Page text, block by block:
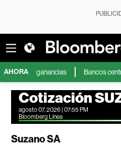
AHORAganancias Bancos centrales
Cotización
agosto 07, 2026 | 07:55 PM
Bloomberg Línea
Suzano SA